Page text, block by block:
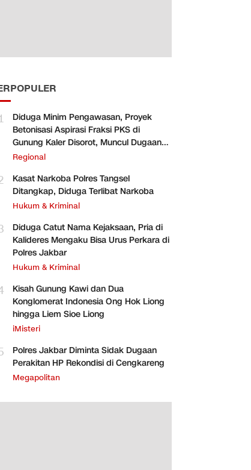
Diduga Minim Pengawasan, Proyek
Betonisasi Aspirasi Fraksi PKS di
Gunung Kaler Disorot, Muncul Dugaan
Pengurangan Volume
Regional
Kasat Narkoba Polres Tangsel
Ditangkap, Diduga Terlibat Narkoba
Hukum & Kriminal
Diduga Catut Nama Kejaksaan, Pria di
Kalideres Mengaku Bisa Urus Perkara di
Polres Jakbar
Hukum & Kriminal
Kisah Gunung Kawi dan Dua
Konglomerat Indonesia Ong Hok Liong
hingga Liem Sioe Liong
iMisteri
Polres Jakbar Diminta Sidak Dugaan
Perakitan HP Rekondisi di Cengkareng
Megapolitan